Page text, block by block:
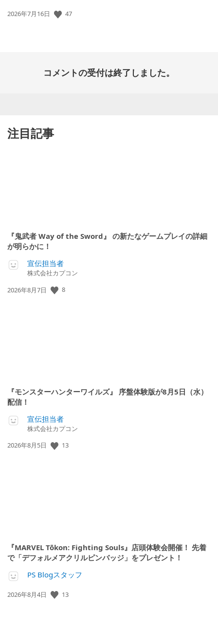
公
2026年7月16日 47
コメントの受付は終了しました。
注目記事
『鬼武者 Way of the Sword』 の新たなゲームプレイの詳細
が明らかに！
宣伝担当者
株式会社カプコン
公
2026年8月7日 8
『モンスターハンターワイルズ』 序盤体験版が8月5日（水）
配信！
宣伝担当者
株式会社カプコン
公
2026年8月5日 13
『MARVEL Tōkon: Fighting Souls』店頭体験会開催！ 先着
で「デフォルメアクリルピンバッジ」をプレゼント！
PS Blogスタッフ
公
2026年8月4日 13